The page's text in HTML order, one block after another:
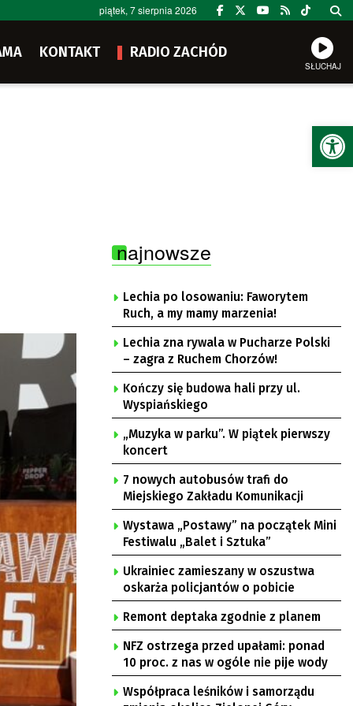
piątek, 7 sierpnia 2026
KONTAKT RADIO ZACHÓD
SŁUCHAJ
najnowsze
Lechia po losowaniu: Faworytem
Ruch, a my mamy marzenia!
Lechia zna rywala w Pucharze Polski
– zagra z Ruchem Chorzów!
Kończy się budowa hali przy ul.
Wyspiańskiego
„Muzyka w parku”. W piątek pierwszy
koncert
7 nowych autobusów trafi do
Miejskiego Zakładu Komunikacji
Wystawa „Postawy” na początek Mini
Festiwalu „Balet i Sztuka”
Ukrainiec zamieszany w oszustwa
oskarża policjantów o pobicie
Remont deptaka zgodnie z planem
NFZ ostrzega przed upałami: ponad
10 proc. z nas w ogóle nie pije wody
Współpraca leśników i samorządu